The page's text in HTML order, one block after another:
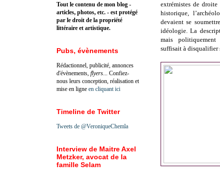
extrémistes de
historique,
devaient se
idéologie. La
mais
suffisait à disqualifier
Tout le contenu de mon blog -
articles, photos, etc. - est protégé
par le droit de la propriété
littéraire et artistique.
Pubs, évènements
Rédactionnel, publicité, annonces
d'évènements, flyers ... Confiez-
nous leurs conception, réalisation et
mise en ligne en cliquant ici
Timeline de Twitter
Tweets de @VeroniqueChemla
Interview de Maitre Axel
Metzker, avocat de la
famille Selam